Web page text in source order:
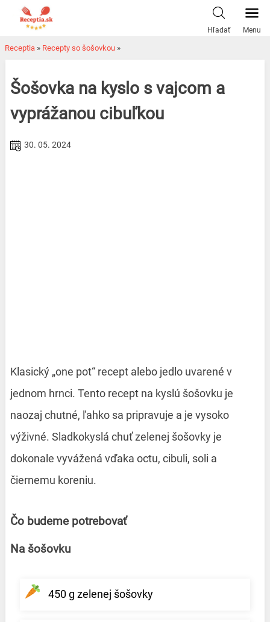
Hľadať Menu
Receptia » Recepty so šošovkou »
Šošovka na kyslo s vajcom a
vyprážanou cibuľkou
30. 05. 2024
Klasický „one pot“ recept alebo jedlo uvarené v
jednom hrnci. Tento recept na kyslú šošovku je
naozaj chutné, ľahko sa pripravuje a je vysoko
výživné. Sladkokyslá chuť zelenej šošovky je
dokonale vyvážená vďaka octu, cibuli, soli a
čiernemu koreniu.
Čo budeme potrebovať
Na šošovku
450 g zelenej šošovky